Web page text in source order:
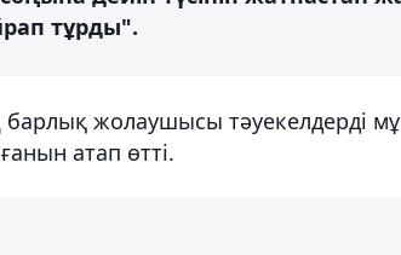
тұрды".
жолаушысы тәуекелдерді
атап өтті.